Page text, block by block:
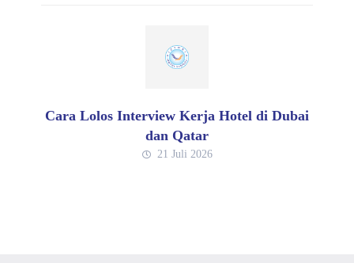
Cara Lolos Interview Kerja Hotel di Dubai
dan Qatar
21 Juli 2026